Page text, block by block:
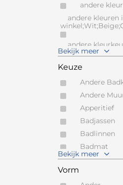
CARTEL
CERANOVA
COESEL
CONTUR
CREST
DARK AT
DE SEDE
DE
DEKNUDT
DENOLF
DIADESI
DORMO
andere
andere kleuren
andere
Antraciet
Camel
Caramel
Crème
Bekijk meer
Keuze
Andere
Andere
Apperitief
Badjassen
Badlinnen
Badmat
Bedspreien
Bekijk meer
Vorm